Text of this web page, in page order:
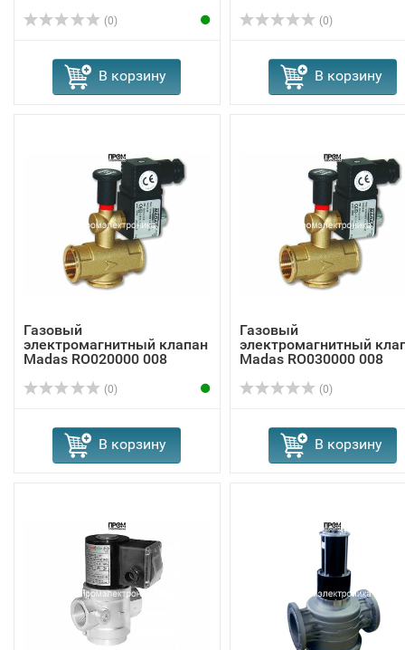
(0)
В корзину
(0)
В корзину
Газовый
электромагнитный клапан
Madas RO020000 008
(0)
В корзину
Газовый
электромагнитный
Madas RO030000 008
(0)
В корзину